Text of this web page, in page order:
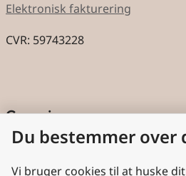
Elektronisk fakturering
CVR: 59743228
Genveje
Cookies
Aktindsigt
Du bestemmer over
Vi bruger cookies til at huske